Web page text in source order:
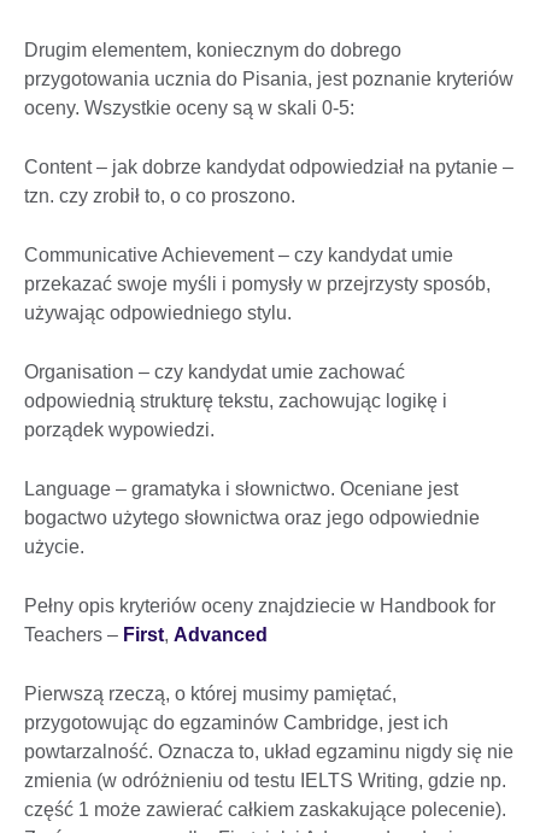
Drugim elementem, koniecznym do dobrego
przygotowania ucznia do Pisania, jest poznanie kryteriów
oceny. Wszystkie oceny są w skali 0-5:
Content – jak dobrze kandydat odpowiedział na pytanie –
tzn. czy zrobił to, o co proszono.
Communicative Achievement – czy kandydat umie
przekazać swoje myśli i pomysły w przejrzysty sposób,
używając odpowiedniego stylu.
Organisation – czy kandydat umie zachować
odpowiednią strukturę tekstu, zachowując logikę i
porządek wypowiedzi.
Language – gramatyka i słownictwo. Oceniane jest
bogactwo użytego słownictwa oraz jego odpowiednie
użycie.
Pełny opis kryteriów oceny znajdziecie w Handbook for
Teachers – First, Advanced
Pierwszą rzeczą, o której musimy pamiętać,
przygotowując do egzaminów Cambridge, jest ich
powtarzalność. Oznacza to, układ egzaminu nigdy się nie
zmienia (w odróżnieniu od testu IELTS Writing, gdzie np.
część 1 może zawierać całkiem zaskakujące polecenie).